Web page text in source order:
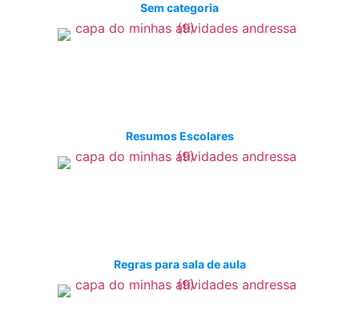
Sem categoria
Resumos Escolares
Regras para sala de aula